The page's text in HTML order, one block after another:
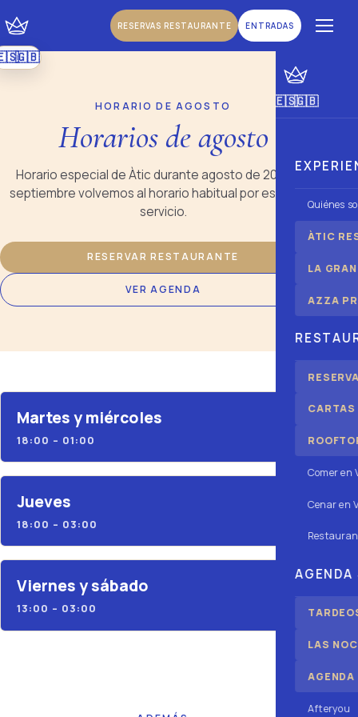
Español
|🇬🇧
Inglés
RESERVAS RESTAURANTE ENTRADAS
🇪🇸
Español
|🇬🇧
Inglés
Quiénes
ÀTIC
LA
AZZA
CARTAS
Comer en
Cenar en
AGENDA
LAS
Afteryou
HORARIO DE AGOSTO
Horarios de agosto
Horario especial de Àtic durante agosto de 2026. En
septiembre volvemos al horario habitual por espacio y
servicio.
RESERVAR RESTAURANTE
VER AGENDA
Martes y miércoles
18:00 – 01:00
Jueves
18:00 – 03:00
Viernes y sábado
13:00 – 03:00